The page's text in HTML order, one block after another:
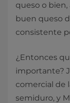
queso o
buen queso
consistente
¿Entonces
importante?
comercial de
semiduro, y